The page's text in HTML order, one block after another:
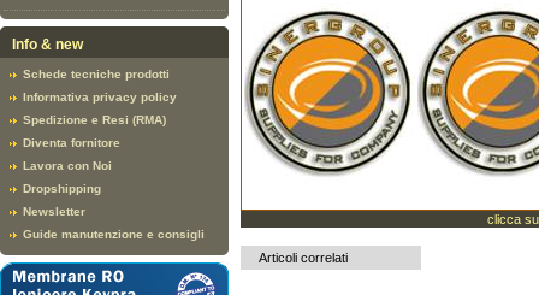
Info & new
Schede tecniche prodotti
Informativa privacy policy
Spedizione e Resi (RMA)
Diventa fornitore
Lavora con Noi
Dropshipping
Newsletter
Guide manutenzione e consigli
clicca
Articoli correlati